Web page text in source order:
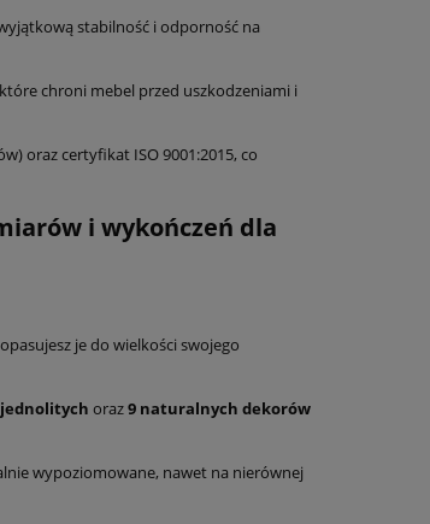
stabilność i odporność na
chroni mebel przed uszkodzeniami i
oraz certyfikat ISO 9001:2015, co
i wykończeń dla
je do wielkości swojego
oraz9 naturalnych dekorów
wypoziomowane, nawet na nierównej